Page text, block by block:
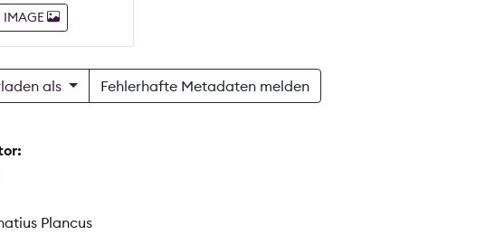
IMAGE
als Fehlerhafte Metadaten melden
Plancus